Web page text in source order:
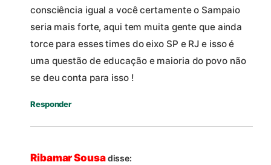
consciência igual a você certamente o Sampaio
seria mais forte, aqui tem muita gente que ainda
torce para esses times do eixo SP e RJ e isso é
uma questão de educação e maioria do povo não
se deu conta para isso !
Responder
Ribamar Sousadisse: